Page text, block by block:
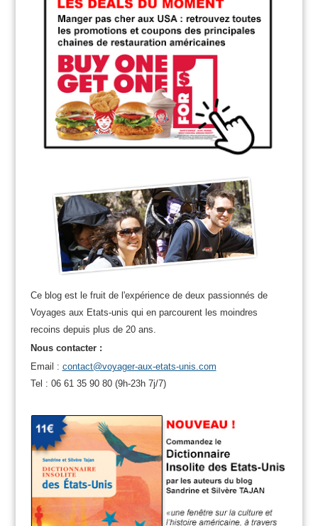
Ce blog est le fruit de l'expérience de deux passionnés de
Voyages aux Etats-unis qui en parcourent les moindres
recoins depuis plus de 20 ans.
Nous contacter :
Email : contact@voyager-aux-etats-unis.com
Tel : 06 61 35 90 80 (9h-23h 7j/7)